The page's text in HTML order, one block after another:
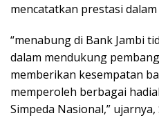
mencatatkan prestasi
“menabung di Bank Jambi
dalam mendukung
memberikan kesempatan
memperoleh berbagai
Simpeda Nasional,” ujarnya,